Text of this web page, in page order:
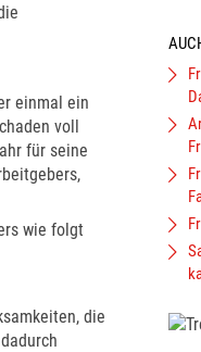
einmal ein
voll
für seine
wie folgt
die